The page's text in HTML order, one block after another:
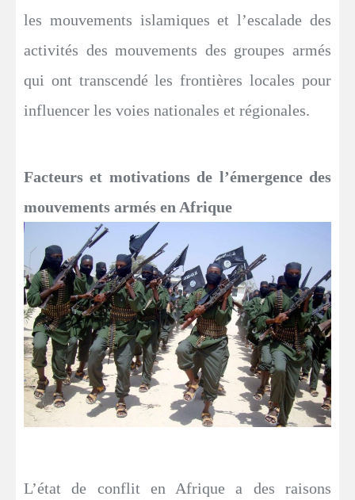
les mouvements islamiques et l’escalade des
activités des mouvements des groupes armés
qui ont transcendé les frontières locales pour
influencer les voies nationales et régionales.
Facteurs et motivations de l’émergence des
mouvements armés en Afrique
L’état de conflit en Afrique a des raisons